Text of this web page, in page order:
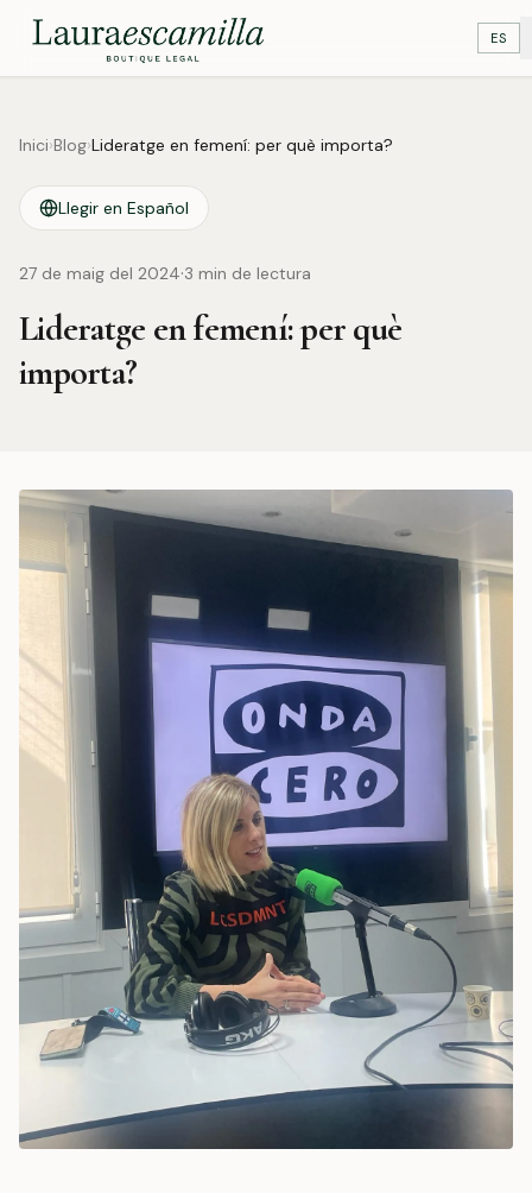
ES
Inici›Blog›Lideratge en femení: per què importa?
Llegir en Español
27 de maig del 2024·3 min de lectura
Lideratge en femení: per què
importa?